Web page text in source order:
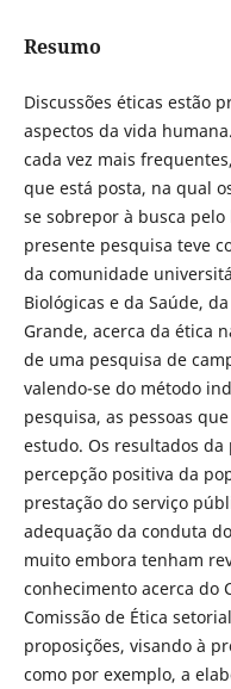
Resumo
Discussões éticas estão
aspectos da vida
cada vez mais
que está posta, na qual
se sobrepor à busca
presente pesquisa teve
da comunidade
Biológicas e da Saúde,
Grande, acerca da ética
de uma pesquisa de
valendo-se do método
pesquisa, as pessoas
estudo. Os resultados
percepção positiva da
prestação do serviço
adequação da conduta
muito embora tenham
conhecimento acerca do
Comissão de Ética
proposições, visando à
como por exemplo, a